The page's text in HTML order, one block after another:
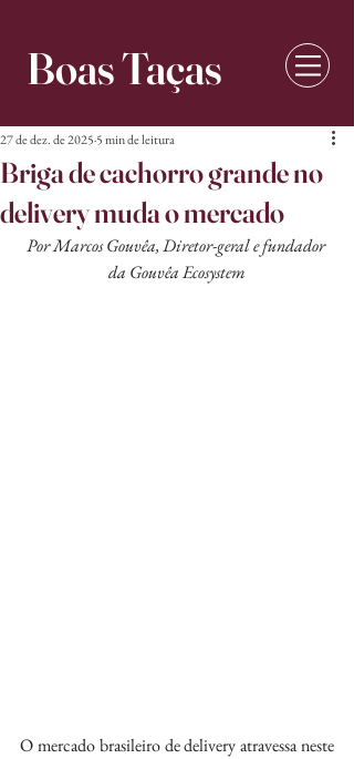
Boas Taças
Briga de cachorro grande no
delivery muda o mercado
27 de dez. de 2025 5 min de leitura
Por Marcos Gouvêa, Diretor-geral e fundador
da Gouvêa Ecosystem
O mercado brasileiro de delivery atravessa neste